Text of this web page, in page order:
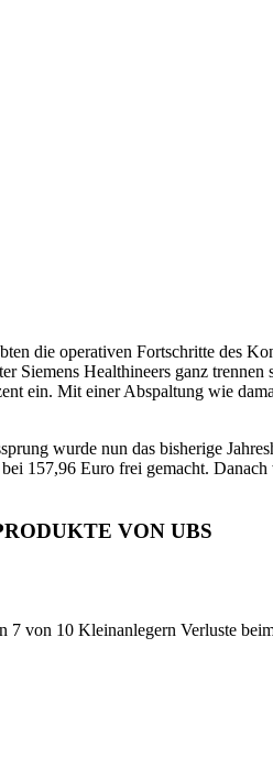
die operativen Fortschritte des
Siemens Healthineers ganz
ein. Mit einer Abspaltung wie
wurde nun das bisherige
157,96 Euro frei gemacht.
VON UBS
von 10 Kleinanlegern Verluste